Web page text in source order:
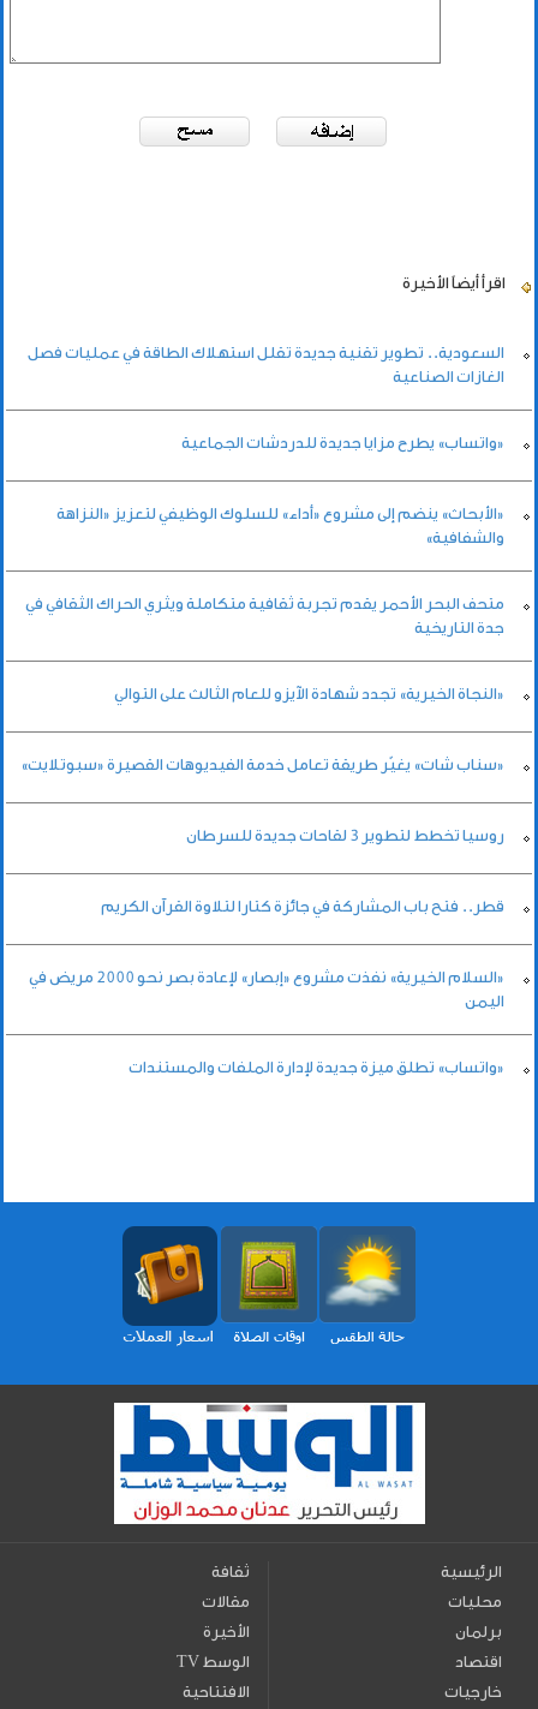
اقرأ أيضاً الأخيرة
السعودية.. تطوير تقنية جديدة تقلل استهلاك الطاقة في عمليات فصل
الغازات الصناعية
«واتساب» يطرح مزايا جديدة للدردشات الجماعية
«الأبحاث» ينضم إلى مشروع «أداء» للسلوك الوظيفي لتعزيز «النزاهة
والشفافية»
متحف البحر الأحمر يقدم تجربة ثقافية متكاملة ويثري الحراك الثقافي في
جدة التاريخية
«النجاة الخيرية» تجدد شهادة الآيزو للعام الثالث على التوالي
«سناب شات» يغيّر طريقة تعامل خدمة الفيديوهات القصيرة «سبوتلايت»
روسيا تخطط لتطوير 3 لقاحات جديدة للسرطان
قطر.. فتح باب المشاركة في جائزة كتارا لتلاوة القرآن الكريم
«السلام الخيرية» نفذت مشروع «إبصار» لإعادة بصر نحو 2000 مريض في
اليمن
«واتساب» تطلق ميزة جديدة لإدارة الملفات والمستندات
الرئيسية
محليات
برلمان
اقتصاد
خارجيات
ثقافة
مقالات
الأخيرة
TV الوسط
الافتتاحية